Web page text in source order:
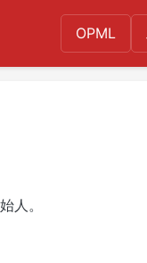
OPML
人。